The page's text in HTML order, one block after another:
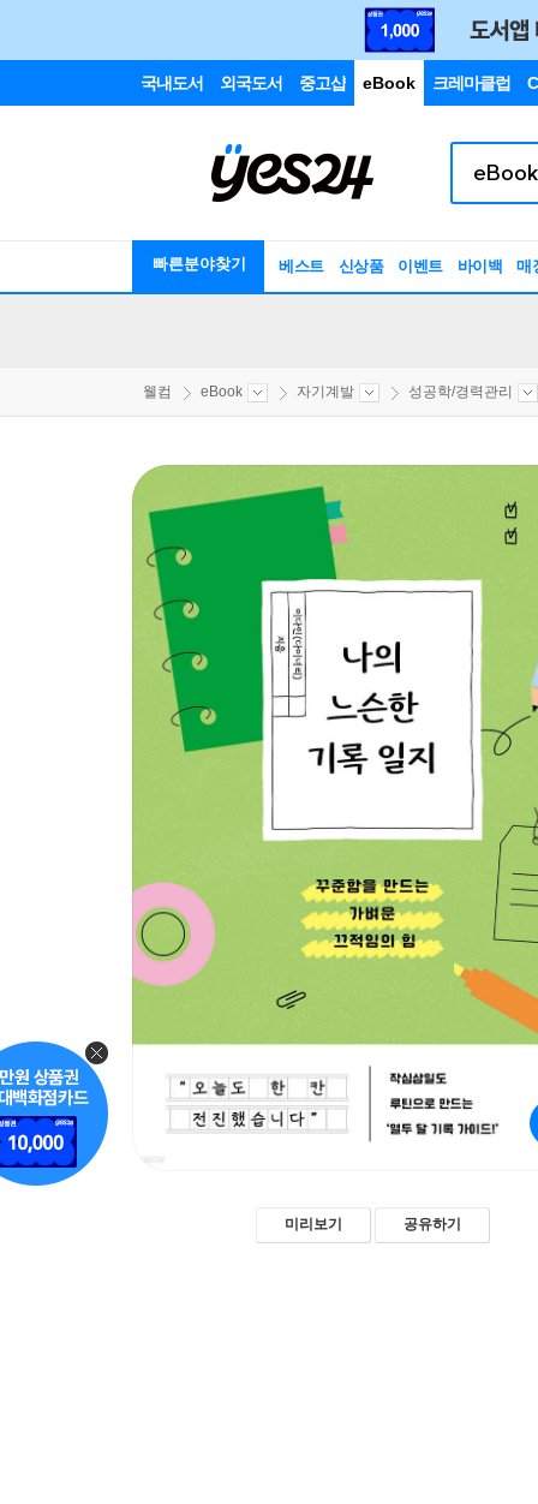
국내도서 외국도서 중고샵 eBook 크레마클럽
빠른분야찾기 베스트 신상품 이벤트 바이백 매
웰컴 eBook 자기계발 성공학/경력관리
미리보기 공유하기